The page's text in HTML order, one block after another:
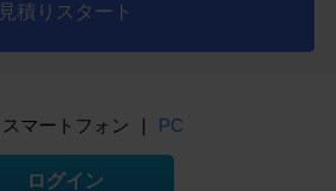
見積りスタート
スマートフォン | PC
ログイン